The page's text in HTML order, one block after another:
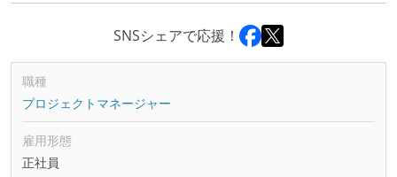
SNSシェアで応援！
職種
プロジェクトマネージャー
雇用形態
正社員